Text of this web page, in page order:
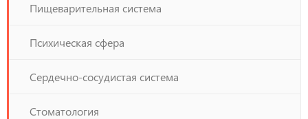
Пищеварительная система
Психическая сфера
Сердечно-сосудистая система
Стоматология